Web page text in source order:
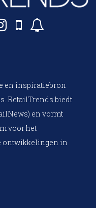
en inspiratiebron
RetailTrends biedt
en vormt
voor het
ontwikkelingen in